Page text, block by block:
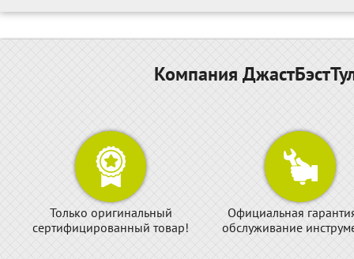
Компания
Только оригинальный
сертифицированный товар!
Официальная
обслуживание